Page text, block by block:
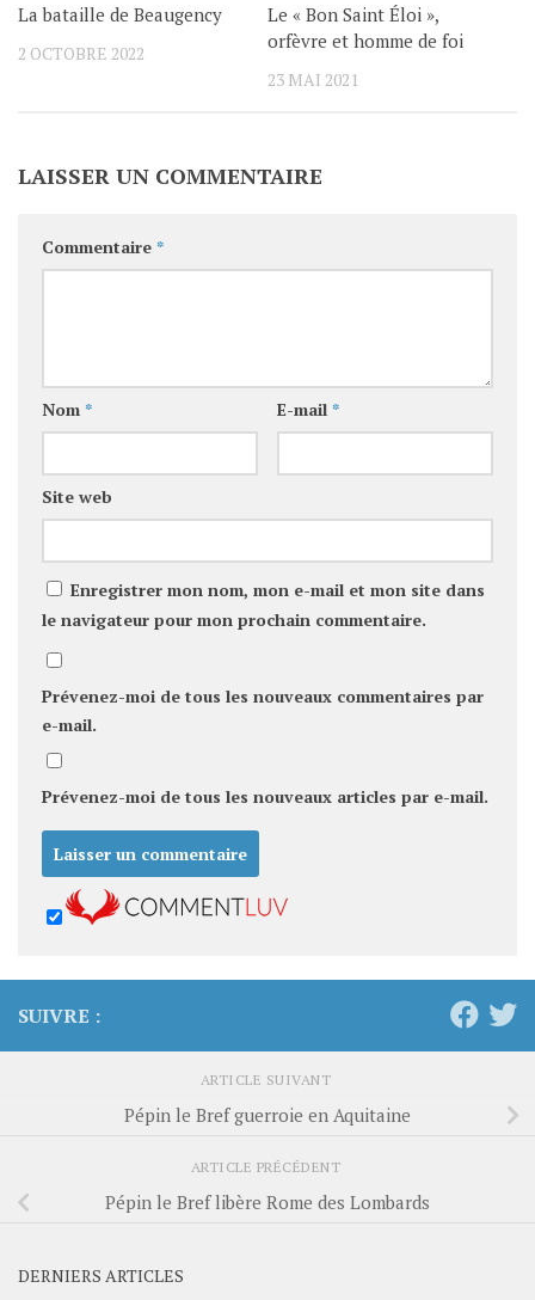
La bataille de Beaugency
2 OCTOBRE 2022
Le « Bon Saint Éloi »,
orfèvre et homme de foi
23 MAI 2021
LAISSER UN COMMENTAIRE
Commentaire *
Nom * E-mail *
Site web
Enregistrer mon nom, mon e-mail et mon site dans
le navigateur pour mon prochain commentaire.
Prévenez-moi de tous les nouveaux commentaires par
e-mail.
Prévenez-moi de tous les nouveaux articles par e-mail.
SUIVRE :
ARTICLE SUIVANT
Pépin le Bref guerroie en Aquitaine
ARTICLE PRÉCÉDENT
Pépin le Bref libère Rome des Lombards
DERNIERS ARTICLES